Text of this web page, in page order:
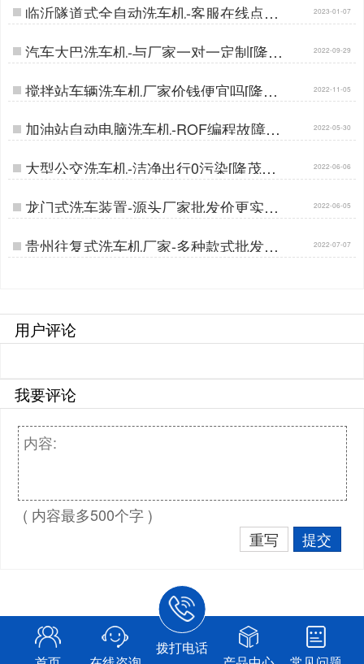
临沂隧道式全自动洗车机-客服在线点击
咨询[隆茂鑫晟]…
2023-01-07
汽车大巴洗车机-与厂家一对一定制[隆茂
鑫晟]…
2022-09-29
搅拌站车辆洗车机厂家价钱便宜吗[隆茂
鑫晟]…
2022-11-05
加油站自动电脑洗车机-ROF编程故障自
检[隆茂鑫晟]…
2022-05-30
大型公交洗车机-洁净出行0污染[隆茂鑫
晟]…
2022-06-06
龙门式洗车装置-源头厂家批发价更实惠
[隆茂鑫晟]…
2022-06-05
贵州往复式洗车机厂家-多种款式批发价
[隆茂鑫晟]…
2022-07-07
用户评论
我要评论
( 内容最多500个字 )
重写
提交
拨打电话